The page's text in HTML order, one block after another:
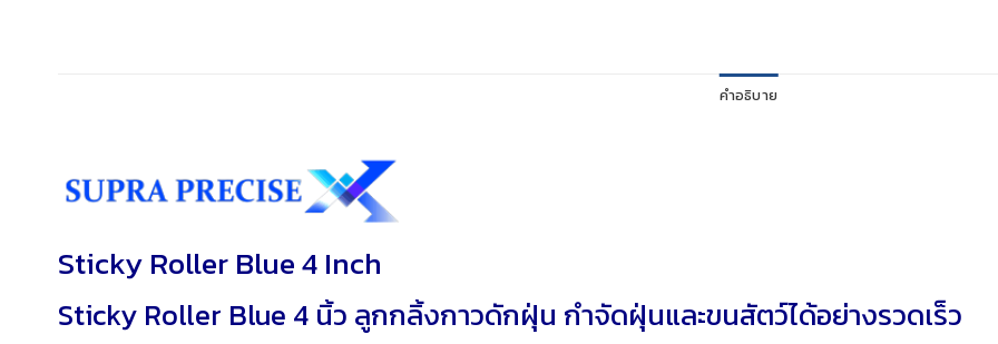
คำอธิบาย
Sticky Roller Blue 4 Inch
Sticky Roller Blue 4 นิ้ว ลูกกลิ้งกาวดักฝุ่น กำจัดฝุ่นและขนสัตว์ได้อย่างรวดเร็ว